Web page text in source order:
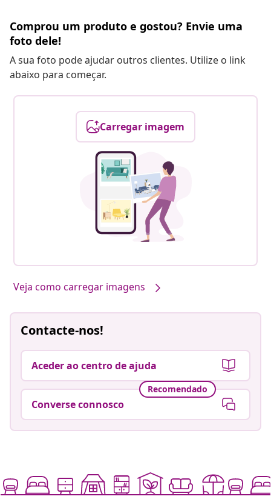
Comprou um produto e gostou? Envie uma
foto dele!
A sua foto pode ajudar outros clientes. Utilize o link
abaixo para começar.
Carregar imagem
Veja como carregar imagens
Contacte-nos!
Aceder ao centro de ajuda
Recomendado
Converse connosco